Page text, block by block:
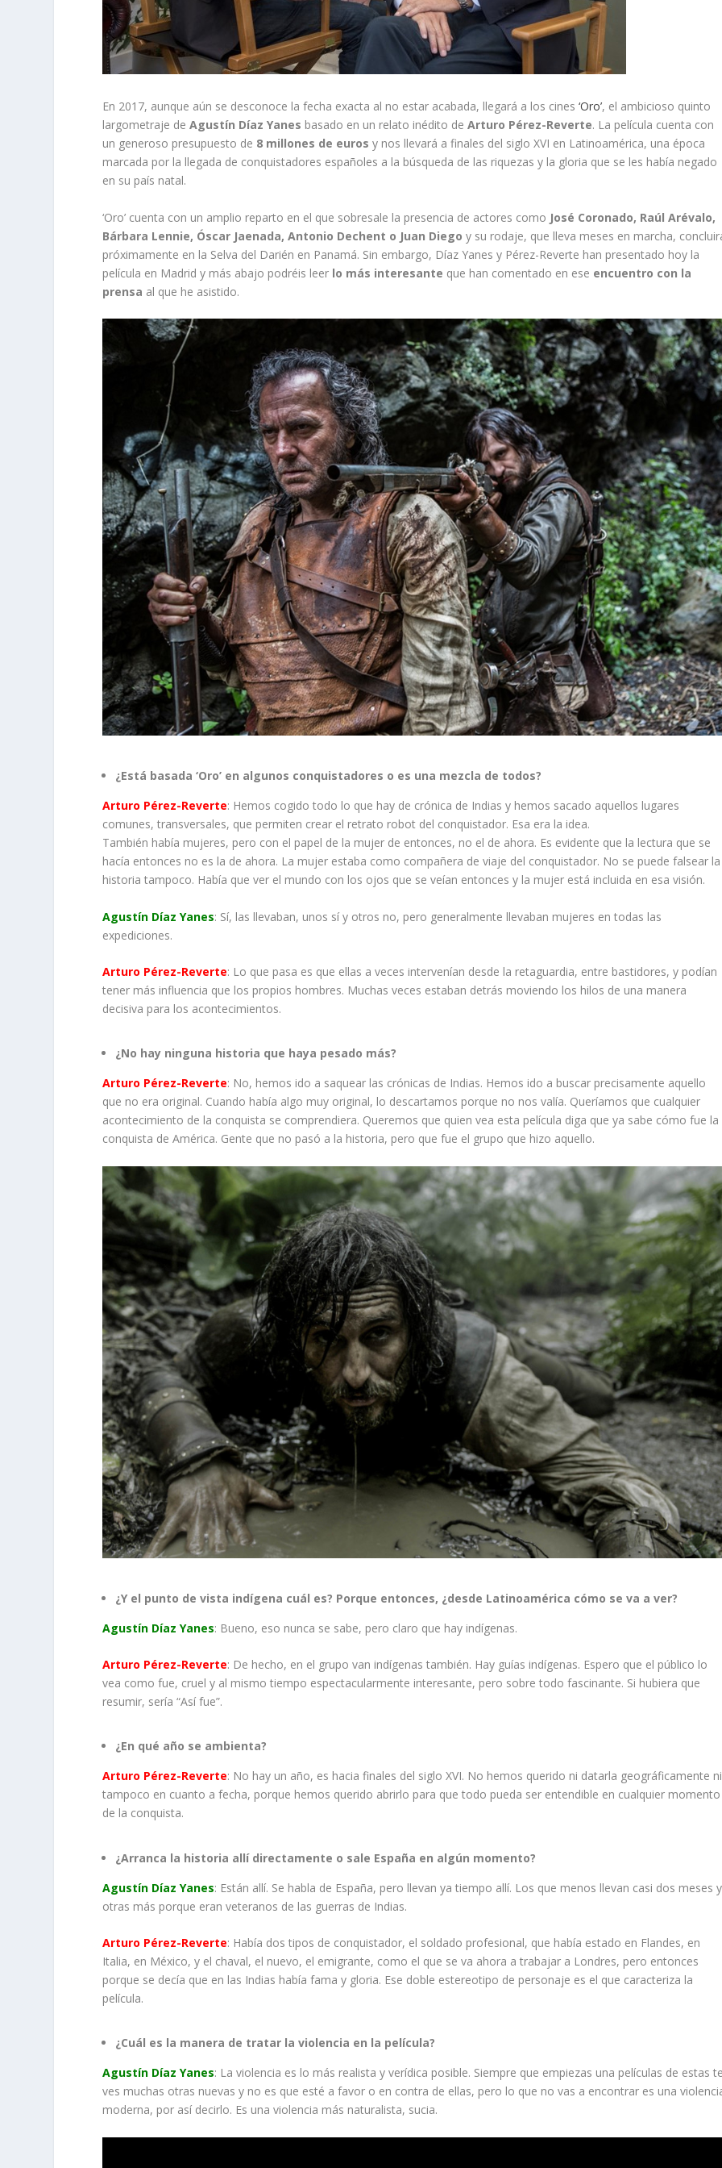
En 2017, aunque aún se desconoce la fecha exacta al no estar acabada, llegará a los cines‘Oro’, el ambicioso quinto
largometraje deAgustín Díaz Yanes basado en un relato inédito deArturo Pérez-Reverte. La película cuenta con
un generoso presupuesto de 8 millones de euros y nos llevará a finales del siglo XVI en Latinoamérica, una época
marcada por la llegada de conquistadores españoles a la búsqueda de las riquezas y la gloria que se les había negado
en su país natal.
‘Oro’ cuenta con un amplio reparto en el que sobresale la presencia de actores como José Coronado, Raúl Arévalo,
Bárbara Lennie, Óscar Jaenada, Antonio Dechent o Juan Diego y su rodaje, que lleva meses en marcha,
próximamente en la Selva del Darién en Panamá. Sin embargo, Díaz Yanes y Pérez-Reverte han presentado hoy la
película en Madrid y más abajo podréis leer lo más interesante que han comentado en ese encuentro con la
prensa al que he asistido.
¿Está basada ‘Oro’ en algunos conquistadores o es una mezcla de todos?
Arturo Pérez-Reverte: Hemos cogido todo lo que hay de crónica de Indias y hemos sacado aquellos lugares
comunes, transversales, que permiten crear el retrato robot del conquistador. Esa era la idea.
También había mujeres, pero con el papel de la mujer de entonces, no el de ahora. Es evidente que la lectura que se
hacía entonces no es la de ahora. La mujer estaba como compañera de viaje del conquistador. No se puede falsear la
historia tampoco. Había que ver el mundo con los ojos que se veían entonces y la mujer está incluida en esa visión.
Agustín Díaz Yanes: Sí, las llevaban, unos sí y otros no, pero generalmente llevaban mujeres en todas las
expediciones.
Arturo Pérez-Reverte: Lo que pasa es que ellas a veces intervenían desde la retaguardia, entre bastidores, y podían
tener más influencia que los propios hombres. Muchas veces estaban detrás moviendo los hilos de una manera
decisiva para los acontecimientos.
¿No hay ninguna historia que haya pesado más?
Arturo Pérez-Reverte: No, hemos ido a saquear las crónicas de Indias. Hemos ido a buscar precisamente aquello
que no era original. Cuando había algo muy original, lo descartamos porque no nos valía. Queríamos que cualquier
acontecimiento de la conquista se comprendiera. Queremos que quien vea esta película diga que ya sabe cómo fue la
conquista de América. Gente que no pasó a la historia, pero que fue el grupo que hizo aquello.
¿Y el punto de vista indígena cuál es? Porque entonces, ¿desde Latinoamérica cómo se va a ver?
Agustín Díaz Yanes: Bueno, eso nunca se sabe, pero claro que hay indígenas.
Arturo Pérez-Reverte: De hecho, en el grupo van indígenas también. Hay guías indígenas. Espero que el público lo
vea como fue, cruel y al mismo tiempo espectacularmente interesante, pero sobre todo fascinante. Si hubiera que
resumir, sería “Así fue”.
¿En qué año se ambienta?
Arturo Pérez-Reverte: No hay un año, es hacia finales del siglo XVI. No hemos querido ni datarla geográficamente ni
tampoco en cuanto a fecha, porque hemos querido abrirlo para que todo pueda ser entendible en cualquier momento
de la conquista.
¿Arranca la historia allí directamente o sale España en algún momento?
Agustín Díaz Yanes: Están allí. Se habla de España, pero llevan ya tiempo allí. Los que menos llevan casi dos meses y
otras más porque eran veteranos de las guerras de Indias.
Arturo Pérez-Reverte: Había dos tipos de conquistador, el soldado profesional, que había estado en Flandes, en
Italia, en México, y el chaval, el nuevo, el emigrante, como el que se va ahora a trabajar a Londres, pero entonces
porque se decía que en las Indias había fama y gloria. Ese doble estereotipo de personaje es el que caracteriza la
película.
¿Cuál es la manera de tratar la violencia en la película?
Agustín Díaz Yanes: La violencia es lo más realista y verídica posible. Siempre que empiezas una películas de estas
ves muchas otras nuevas y no es que esté a favor o en contra de ellas, pero lo que no vas a encontrar es una
moderna, por así decirlo. Es una violencia más naturalista, sucia.